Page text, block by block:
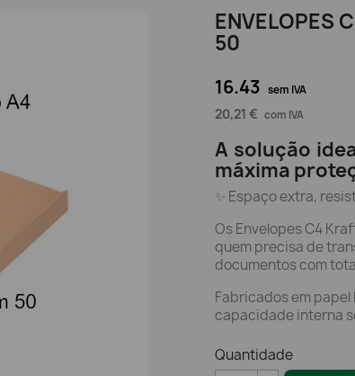
ENVELOPES
50
16.43 sem IVA
20,21 € com IVA
A solução
máxima
✨ Espaço extra,
Os Envelopes C4
quem precisa de
documentos com
Fabricados em papel
capacidade interna
Quantidade